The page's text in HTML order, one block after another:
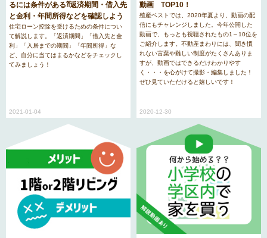
るには条件がある⁈返済期間・借入先
と金利・年間所得などを確認しよう
住宅ローン控除を受けるための条件につい
て解説します。「返済期間」「借入先と金
利」「入居までの期間」「年間所得」な
ど、自分に当てはまるかなどをチェックし
てみましょう！
2021-01-04
動画 TOP10！
殖産ベストでは、2020年夏より、動画の配
信にもチャレンジしました。今年公開した
動画で、もっとも視聴されたもの1～10位を
ご紹介します。不動産まわりには、聞き慣
れない言葉や難しい制度がたくさんありま
すが、動画ではできるだけわかりやす
く・・・を心がけて撮影・編集しました！
ぜひ見ていただけると嬉しいです！
2020-12-30